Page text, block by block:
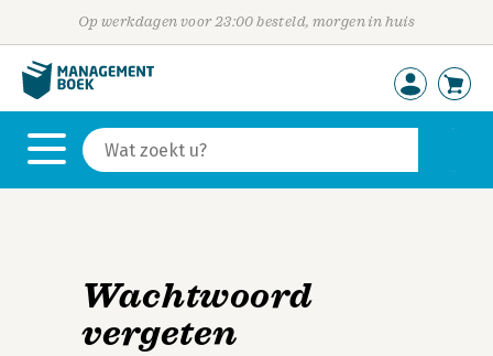
Op werkdagen voor 23:00 besteld, morgen in huis
Wachtwoord
vergeten